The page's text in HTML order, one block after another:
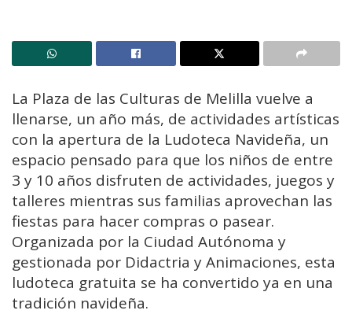
La Plaza de las Culturas de Melilla vuelve a
llenarse, un año más, de actividades artísticas
con la apertura de la Ludoteca Navideña, un
espacio pensado para que los niños de entre
3 y 10 años disfruten de actividades, juegos y
talleres mientras sus familias aprovechan las
fiestas para hacer compras o pasear.
Organizada por la Ciudad Autónoma y
gestionada por Didactria y Animaciones, esta
ludoteca gratuita se ha convertido ya en una
tradición navideña.